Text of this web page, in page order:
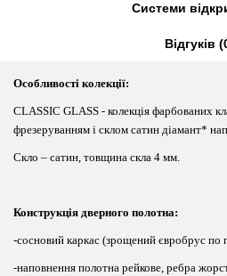
Системи
Відгуків
Особливості колекції:
CLASSIC GLASS - колекція фарбованих
фрезеруванням і склом сатин діамант*
Cкло – сатин, товщина скла 4 мм.
Конструкція дверного полотна:
-сосновий каркас (зрощений євробрус по
-наповнення полотна рейкове, ребра